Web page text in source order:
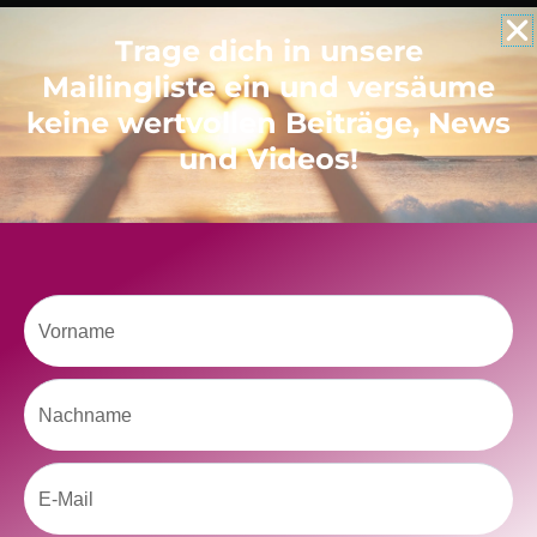
Like uns auf Facebook
akzeptieren und diesen Inhalt zu aktivieren
kolitscher.by.biotic
Trage dich in unsere
Mailingliste ein und versäume
keine wertvollen Beiträge, News
und Videos!
Vorname
Nachname
Email